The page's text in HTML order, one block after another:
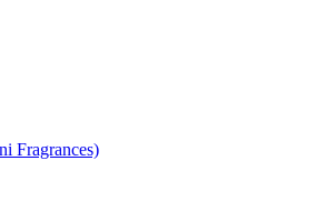
Fragrances)